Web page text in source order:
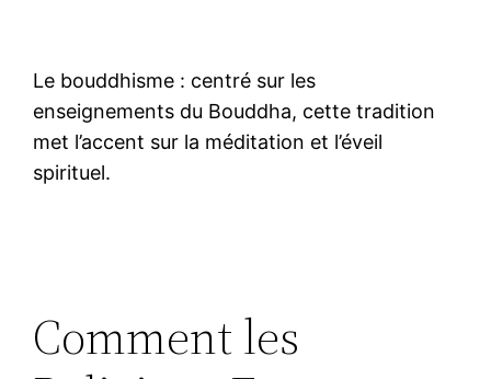
Le bouddhisme : centré sur les
enseignements du Bouddha, cette tradition
met l’accent sur la méditation et l’éveil
spirituel.
Comment les